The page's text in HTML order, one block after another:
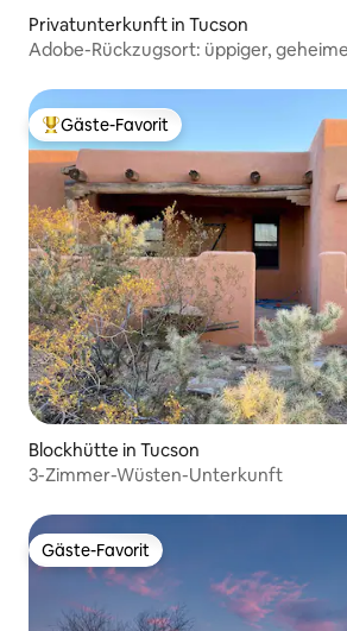
Privatunterkunft in Tucson
Adobe-Rückzugsort: üppiger,
Beliebter Gäste-Favorit.
Gäste-Favorit
Blockhütte in Tucson
3-Zimmer-Wüsten-Unterkunft
Gäste-Favorit
Gäste-Favorit